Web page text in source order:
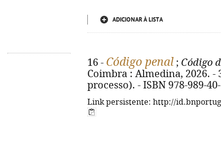
ADICIONAR À LISTA
16 - Código penal ; Código
Coimbra : Almedina, 2026. -
processo). - ISBN 978-989-
Link persistente: http://